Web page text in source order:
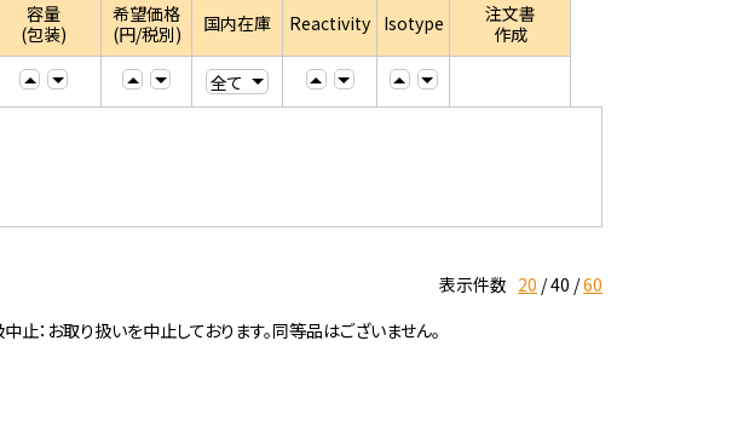
容量
(包装)
希望価格
(円/税別)
国内在庫 Reactivity Isotype
注文書
作成
表示件数 20 40 60
お取り扱いを中止しております。同等品はございません。